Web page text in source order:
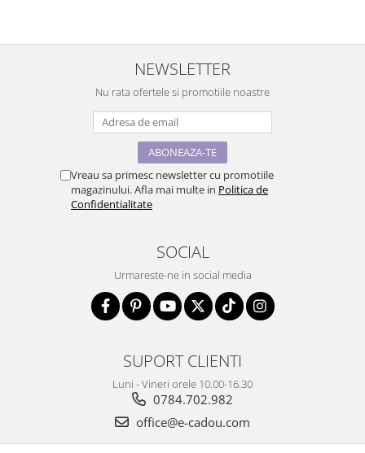
NEWSLETTER
Nu rata ofertele si promotiile noastre
Vreau sa primesc newsletter cu promotiile
magazinului. Afla mai multe in Politica de
Confidentialitate
SOCIAL
Urmareste-ne in social media
SUPORT CLIENTI
Luni - Vineri orele 10.00-16.30
0784.702.982
office@e-cadou.com